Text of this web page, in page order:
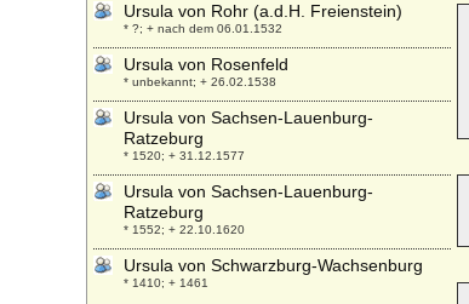
Ursula von Rohr (a.d.H. Freienstein)
* ?; + nach dem 06.01.1532
Ursula von Rosenfeld
* unbekannt; + 26.02.1538
Ursula von Sachsen-Lauenburg-
Ratzeburg
* 1520; + 31.12.1577
Ursula von Sachsen-Lauenburg-
Ratzeburg
* 1552; + 22.10.1620
Ursula von Schwarzburg-Wachsenburg
* 1410; + 1461